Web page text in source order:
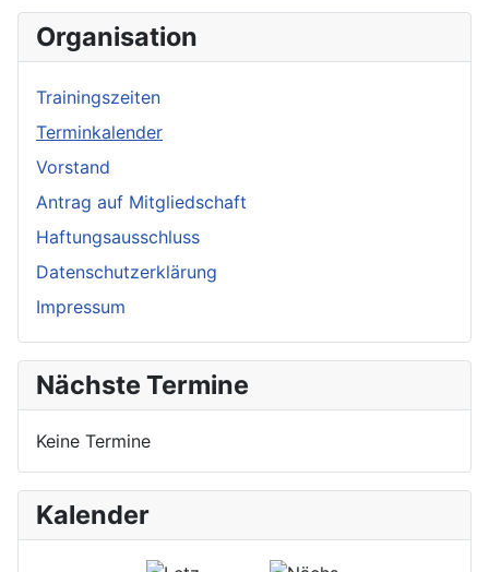
Organisation
Trainingszeiten
Terminkalender
Vorstand
Antrag auf Mitgliedschaft
Haftungsausschluss
Datenschutzerklärung
Impressum
Nächste Termine
Keine Termine
Kalender